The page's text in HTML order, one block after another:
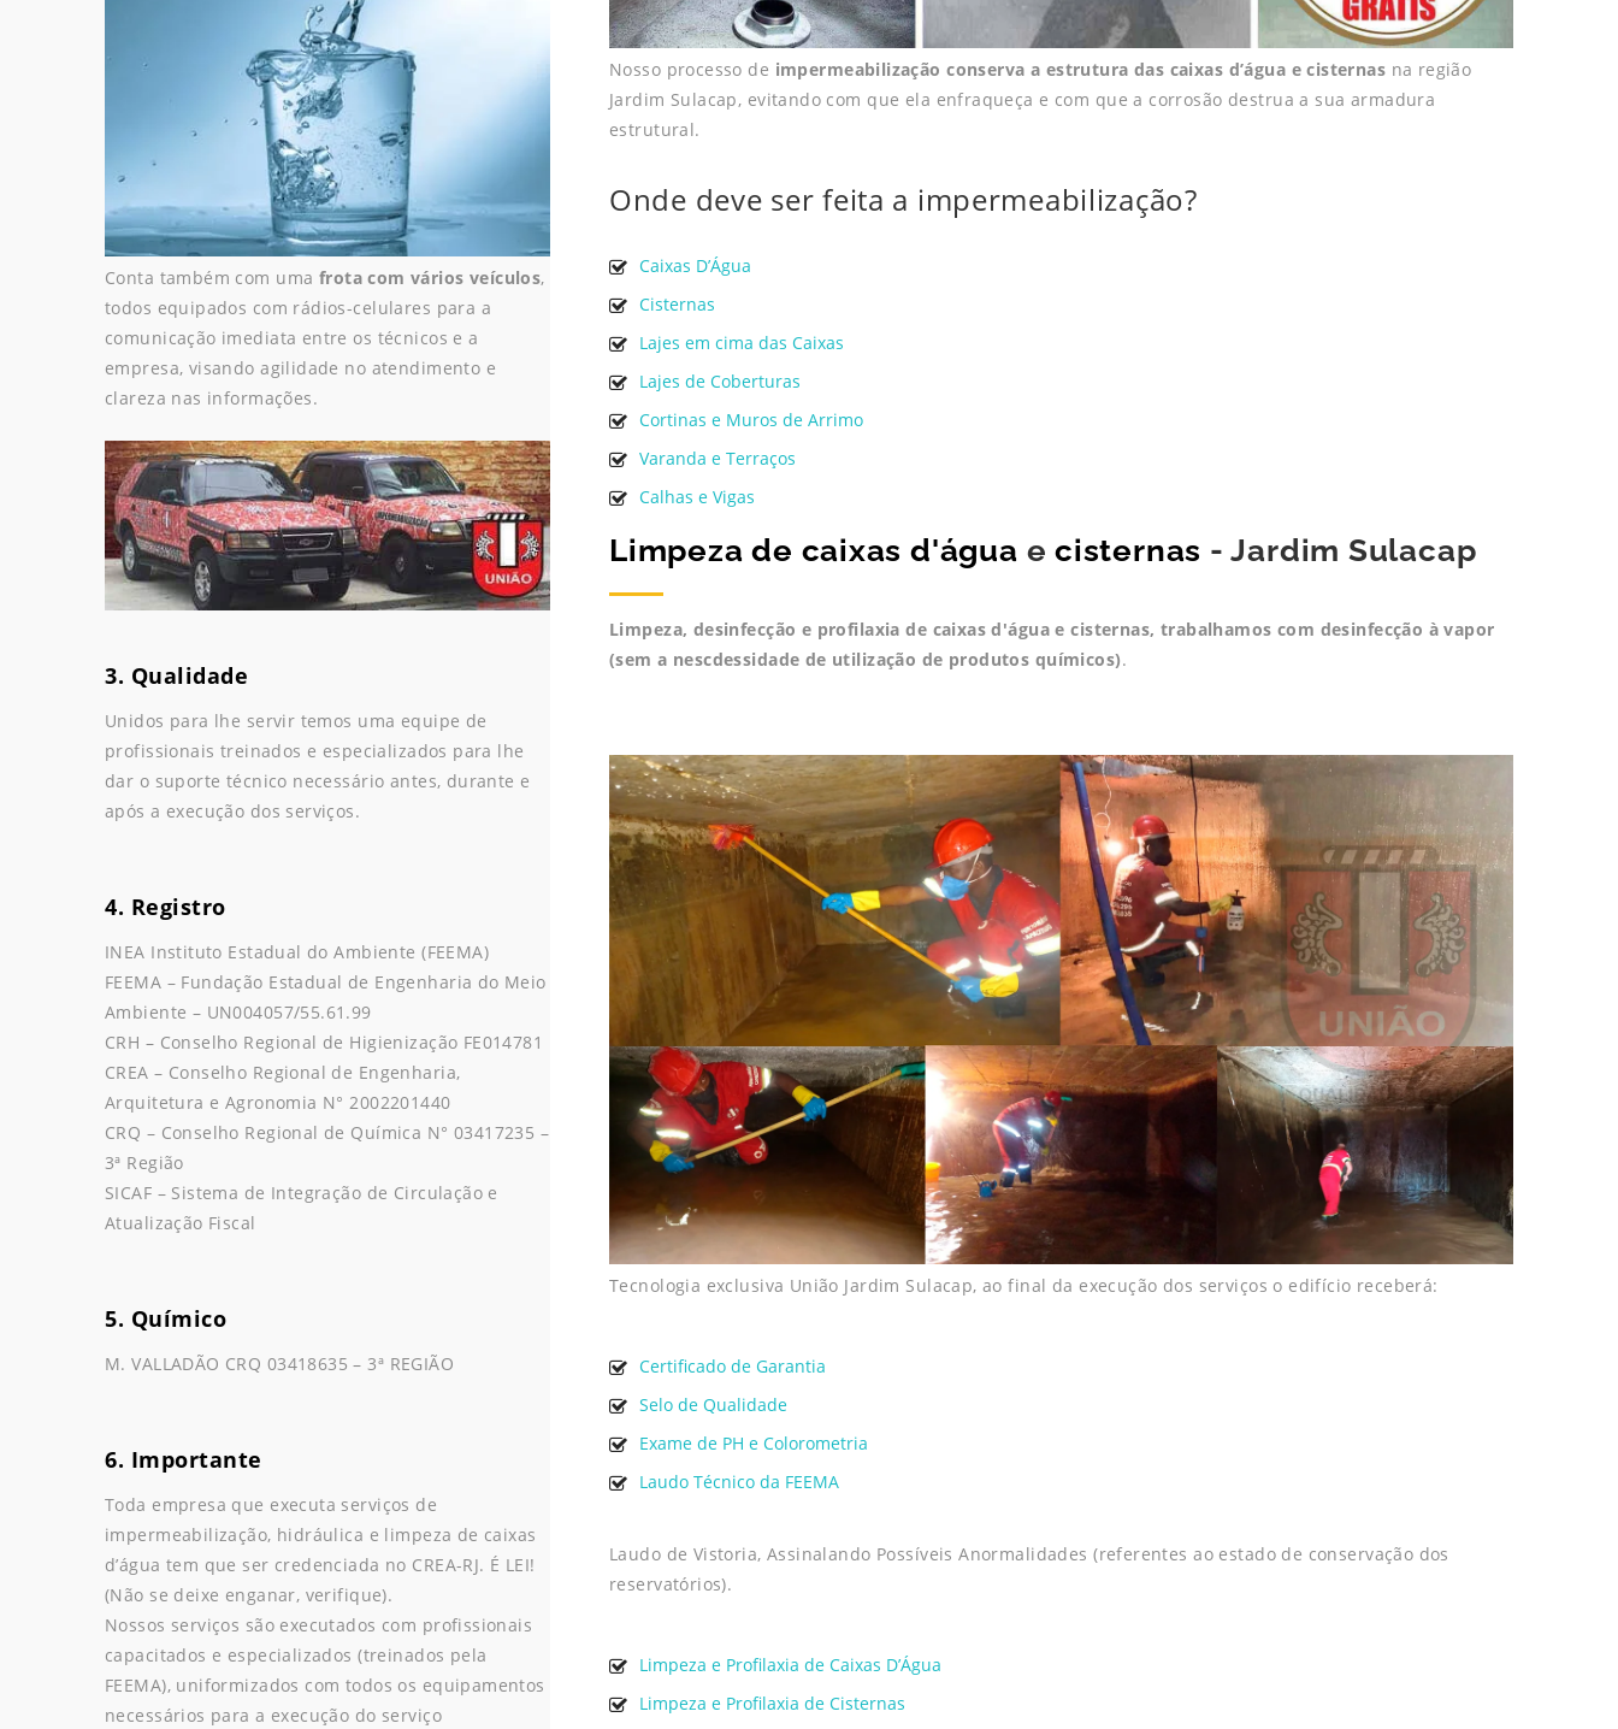
Nosso processo de impermeabilização conserva a estrutura das caixas d’água e cisternas na região
Jardim Sulacap, evitando com que ela enfraqueça e com que a corrosão destrua a sua armadura
estrutural.
Onde deve ser feita a impermeabilização?
Caixas D’Água
Cisternas
Lajes em cima das Caixas
Lajes de Coberturas
Cortinas e Muros de Arrimo
Varanda e Terraços
Calhas e Vigas
Limpeza de caixas d'água ecisternas - Jardim Sulacap
Limpeza, desinfecção e profilaxia de caixas d'água e cisternas, trabalhamos com desinfecção à vapor
(sem a nescdessidade de utilização de produtos químicos).
Tecnologia exclusiva União Jardim Sulacap, ao final da execução dos serviços o edifício receberá:
Certificado de Garantia
Selo de Qualidade
Exame de PH e Colorometria
Laudo Técnico da FEEMA
Laudo de Vistoria, Assinalando Possíveis Anormalidades (referentes ao estado de conservação dos
reservatórios).
Limpeza e Profilaxia de Caixas D’Água
Limpeza e Profilaxia de Cisternas
Conta também com uma frota com vários veículos,
todos equipados com rádios-celulares para a
comunicação imediata entre os técnicos e a
empresa, visando agilidade no atendimento e
clareza nas informações.
3. Qualidade
Unidos para lhe servir temos uma equipe de
profissionais treinados e especializados para lhe
dar o suporte técnico necessário antes, durante e
após a execução dos serviços.
4. Registro
INEA Instituto Estadual do Ambiente (FEEMA)
FEEMA – Fundação Estadual de Engenharia do Meio
Ambiente – UN004057/55.61.99
CRH – Conselho Regional de Higienização FE014781
CREA – Conselho Regional de Engenharia,
Arquitetura e Agronomia N° 2002201440
CRQ – Conselho Regional de Química N° 03417235 –
3ª Região
SICAF – Sistema de Integração de Circulação e
Atualização Fiscal
5. Químico
M. VALLADÃO CRQ 03418635 – 3ª REGIÃO
6. Importante
Toda empresa que executa serviços de
impermeabilização, hidráulica e limpeza de caixas
d’água tem que ser credenciada no CREA-RJ. É LEI!
(Não se deixe enganar, verifique).
Nossos serviços são executados com profissionais
capacitados e especializados (treinados pela
FEEMA), uniformizados com todos os equipamentos
necessários para a execução do serviço